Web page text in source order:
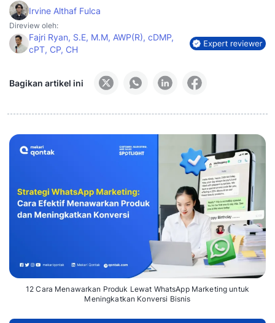
Irvine Althaf Fulca
Direview oleh:
Fajri Ryan, S.E, M.M, AWP(R), cDMP,
cPT, CP, CH
Bagikan artikel ini
12 Cara Menawarkan Produk Lewat WhatsApp Marketing untuk
Meningkatkan Konversi Bisnis